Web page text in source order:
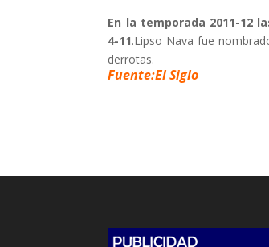
En la temporada 2011-12
4-11.Lipso Nava fue
derrotas.
Fuente:El Siglo